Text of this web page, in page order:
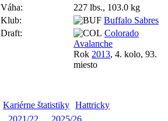
Váha:
227 lbs., 103.0 kg
Klub:
Buffalo Sabres
Draft:
Colorado
Avalanche
Rok 2013, 4. kolo, 93.
miesto
Kariérne štatistiky Hattricky
2021/22 2025/26